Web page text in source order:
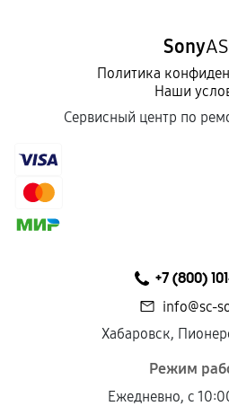
Sony
Политика
Наши
Сервисный центр по
+7 (800)
info@sc-
Хабаровск,
Режим
Ежедневно, с